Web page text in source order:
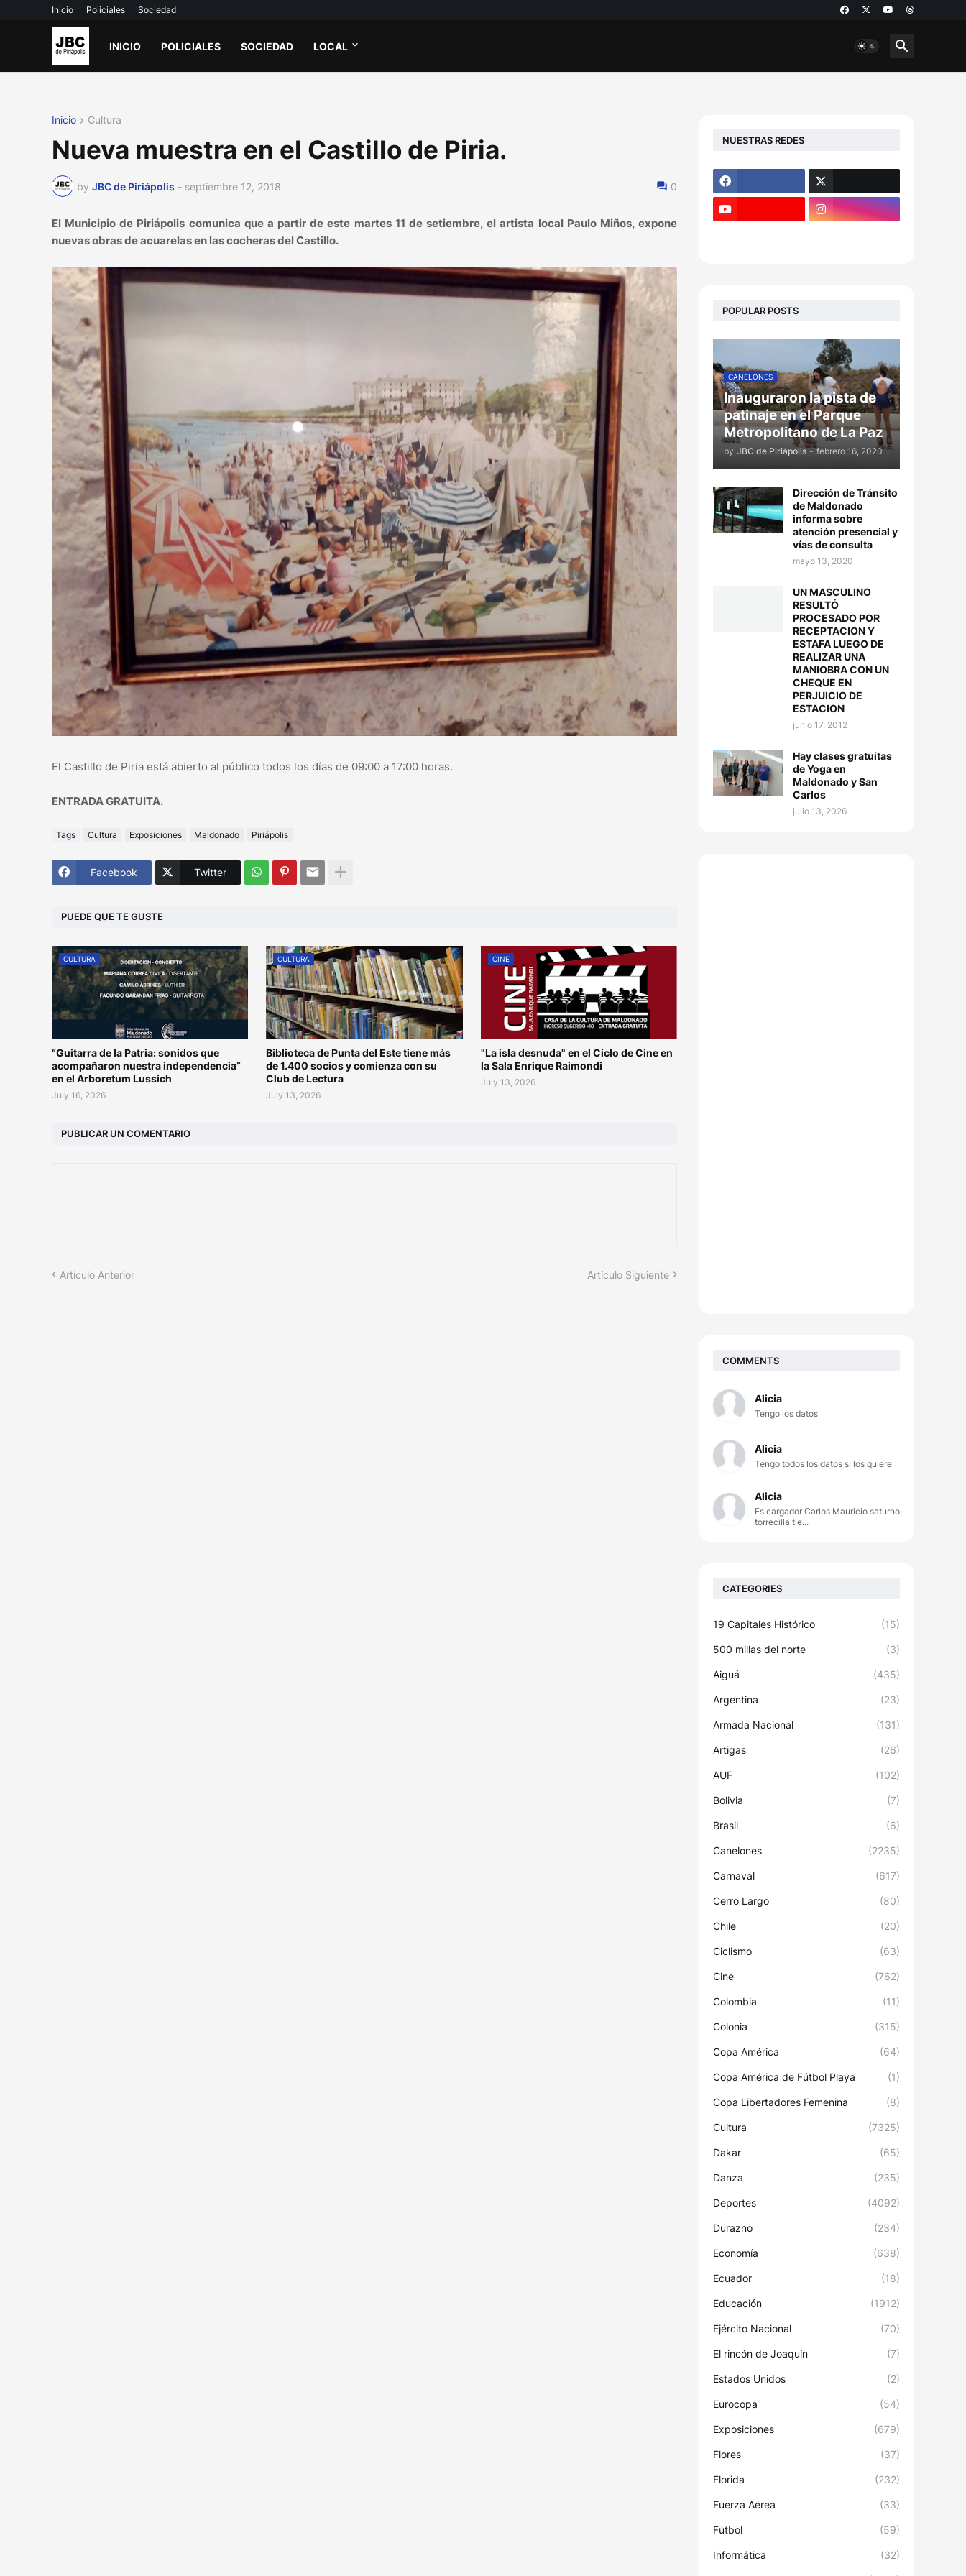
Inicio Policiales Sociedad
INICIO POLICIALES SOCIEDAD LOCAL
Inicio Cultura
Nueva muestra en el Castillo de Piria.
by JBC de Piriápolis - septiembre 12, 2018 0
El Municipio de Piriápolis comunica que a partir de este martes 11 de setiembre, el artista local Paulo Miños, expone
nuevas obras de acuarelas en las cocheras del Castillo.
El Castillo de Piria está abierto al público todos los días de 09:00 a 17:00 horas.
ENTRADA GRATUITA.
Tags Cultura Exposiciones Maldonado Piriápolis
Facebook Twitter
PUEDE QUE TE GUSTE
CULTURA
“Guitarra de la Patria: sonidos que
acompañaron nuestra independencia”
en el Arboretum Lussich
July 16, 2026
CULTURA
Biblioteca de Punta del Este tiene más
de 1.400 socios y comienza con su
Club de Lectura
July 13, 2026
CINE
"La isla desnuda" en el Ciclo de Cine en
la Sala Enrique Raimondi
July 13, 2026
PUBLICAR UN COMENTARIO
Artículo Anterior Artículo Siguiente
NUESTRAS REDES
POPULAR POSTS
CANELONES
Inauguraron la pista de
patinaje en el Parque
Metropolitano de La Paz
by JBC de Piriápolis - febrero 16, 2020
Dirección de Tránsito
de Maldonado
informa sobre
atención presencial y
vías de consulta
mayo 13, 2020
UN MASCULINO
RESULTÓ
PROCESADO POR
RECEPTACION Y
ESTAFA LUEGO DE
REALIZAR UNA
MANIOBRA CON UN
CHEQUE EN
PERJUICIO DE
ESTACION
junio 17, 2012
Hay clases gratuitas
de Yoga en
Maldonado y San
Carlos
julio 13, 2026
COMMENTS
Alicia
Tengo los datos
Alicia
Tengo todos los datos si los quiere
Alicia
Es cargador Carlos Mauricio saturno
torrecilla tie...
CATEGORIES
19 Capitales Histórico (15)
500 millas del norte (3)
Aiguá (435)
Argentina (23)
Armada Nacional (131)
Artigas (26)
AUF (102)
Bolivia (7)
Brasil (6)
Canelones (2235)
Carnaval (617)
Cerro Largo (80)
Chile (20)
Ciclismo (63)
Cine (762)
Colombia (11)
Colonia (315)
Copa América (64)
Copa América de Fútbol Playa (1)
Copa Libertadores Femenina (8)
Cultura (7325)
Dakar (65)
Danza (235)
Deportes (4092)
Durazno (234)
Economía (638)
Ecuador (18)
Educación (1912)
Ejército Nacional (70)
El rincón de Joaquín (7)
Estados Unidos (2)
Eurocopa (54)
Exposiciones (679)
Flores (37)
Florida (232)
Fuerza Aérea (33)
Fútbol (59)
Informática (32)